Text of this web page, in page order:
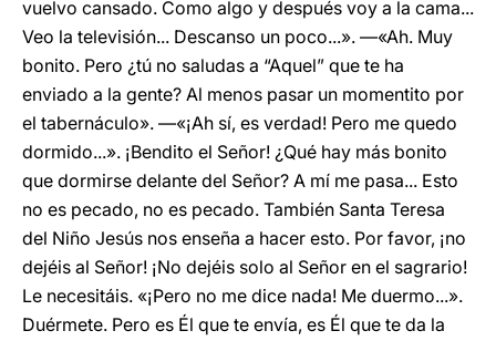
vuelvo cansado. Como algo y después voy a la cama...
Veo la televisión... Descanso un poco...». —«Ah. Muy
bonito. Pero ¿tú no saludas a “Aquel” que te ha
enviado a la gente? Al menos pasar un momentito por
el tabernáculo». —«¡Ah sí, es verdad! Pero me quedo
dormido...». ¡Bendito el Señor! ¿Qué hay más bonito
que dormirse delante del Señor? A mí me pasa... Esto
no es pecado, no es pecado. También Santa Teresa
del Niño Jesús nos enseña a hacer esto. Por favor, ¡no
dejéis al Señor! ¡No dejéis solo al Señor en el sagrario!
Le necesitáis. «¡Pero no me dice nada! Me duermo...».
Duérmete. Pero es Él que te envía, es Él que te da la